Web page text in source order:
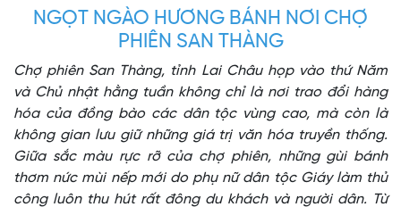
NGỌT NGÀO HƯƠNG BÁNH NƠI CHỢ
PHIÊN SAN THÀNG
Chợ phiên San Thàng, tỉnh Lai Châu họp vào thứ Năm
và Chủ nhật hằng tuần không chỉ là nơi trao đổi hàng
hóa của đồng bào các dân tộc vùng cao, mà còn là
không gian lưu giữ những giá trị văn hóa truyền thống.
Giữa sắc màu rực rỡ của chợ phiên, những gùi bánh
thơm nức mùi nếp mới do phụ nữ dân tộc Giáy làm thủ
công luôn thu hút rất đông du khách và người dân. Từ